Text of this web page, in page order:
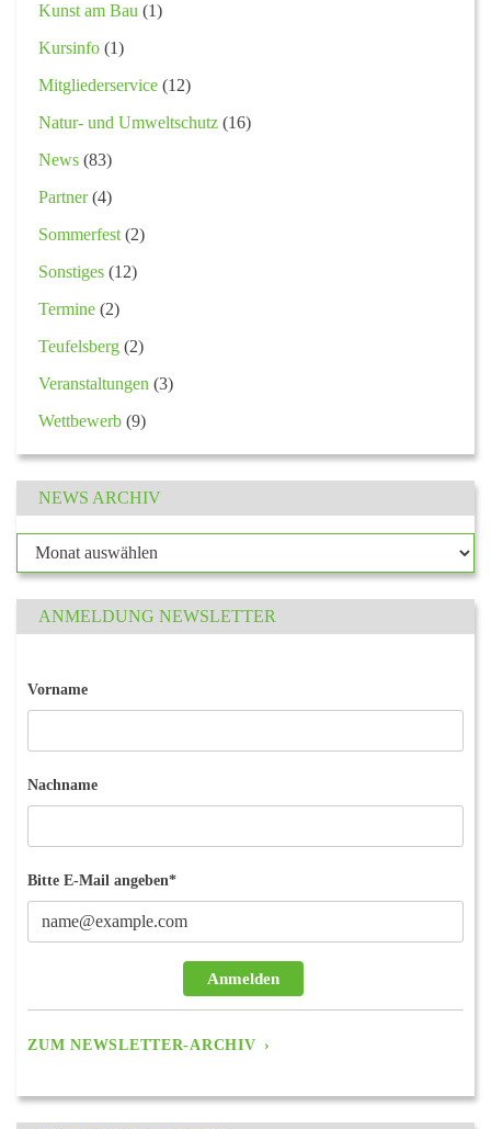
Kunst am Bau (1)
Kursinfo (1)
Mitgliederservice (12)
Natur- und Umweltschutz (16)
News (83)
Partner(4)
Sommerfest(2)
Sonstiges (12)
Termine (2)
Teufelsberg (2)
Veranstaltungen (3)
Wettbewerb (9)
NEWS ARCHIV
ANMELDUNG NEWSLETTER
Vorname
Nachname
Bitte E-Mail angeben*
Anmelden
ZUM NEWSLETTER-ARCHIV